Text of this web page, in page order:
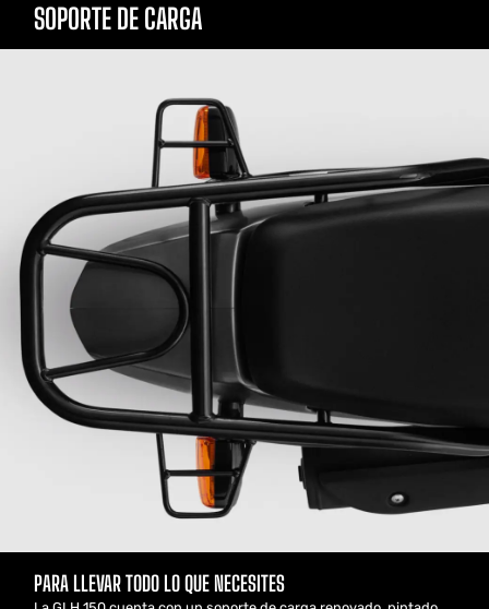
SOPORTE DE CARGA
PARA LLEVAR TODO LO QUE NECESITES